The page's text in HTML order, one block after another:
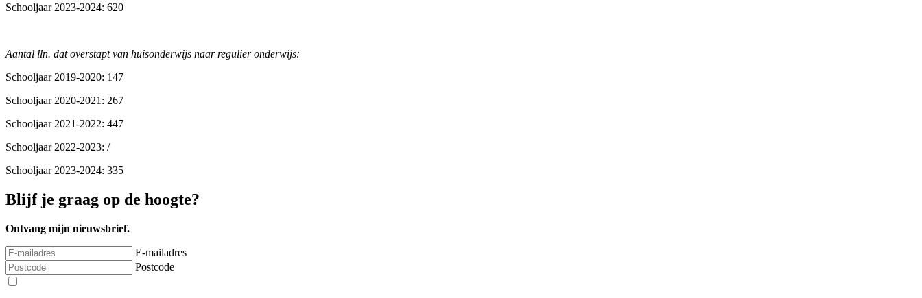
Schooljaar 2023-2024: 620
Aantal lln. dat overstapt van huisonderwijs naar regulier onderwijs:
Schooljaar 2019-2020: 147
Schooljaar 2020-2021: 267
Schooljaar 2021-2022: 447
Schooljaar 2022-2023: /
Schooljaar 2023-2024: 335
Blijf je graag op de hoogte?
Ontvang mijn nieuwsbrief.
E-mailadres
Postcode